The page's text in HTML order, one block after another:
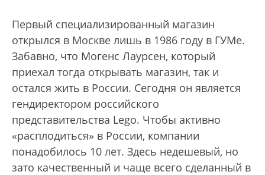
Первый специализированный магазин
открылся в Москве лишь в 1986 году в ГУМе.
Забавно, что Могенс Лаурсен, который
приехал тогда открывать магазин, так и
остался жить в России. Сегодня он является
гендиректором российского
представительства Lego. Чтобы активно
«расплодиться» в России, компании
понадобилось 10 лет. Здесь недешевый, но
зато качественный и чаще всего сделанный в